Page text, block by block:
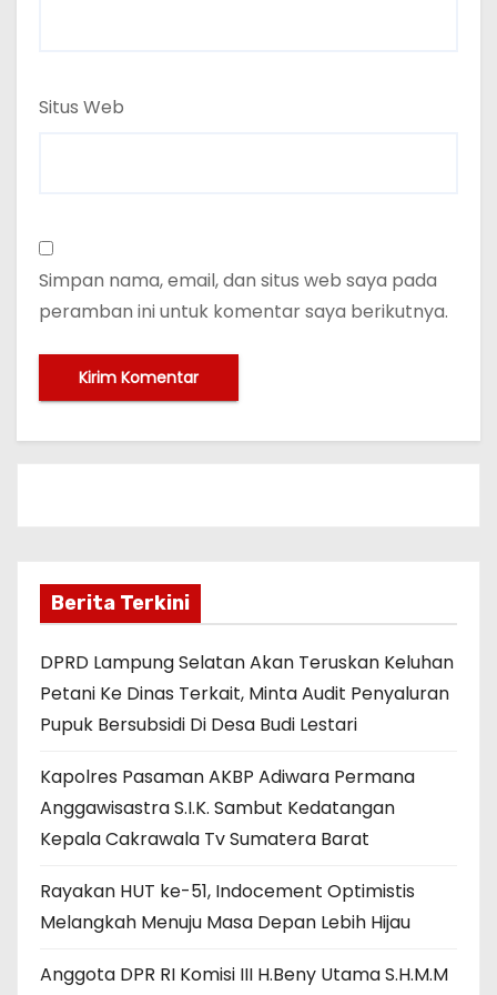
Situs Web
Simpan nama, email, dan situs web saya pada
peramban ini untuk komentar saya berikutnya.
Berita Terkini
DPRD Lampung Selatan Akan Teruskan Keluhan
Petani Ke Dinas Terkait, Minta Audit Penyaluran
Pupuk Bersubsidi Di Desa Budi Lestari
Kapolres Pasaman AKBP Adiwara Permana
Anggawisastra S.I.K. Sambut Kedatangan
Kepala Cakrawala Tv Sumatera Barat
Rayakan HUT ke-51, Indocement Optimistis
Melangkah Menuju Masa Depan Lebih Hijau
Anggota DPR RI Komisi III H.Beny Utama S.H.M.M